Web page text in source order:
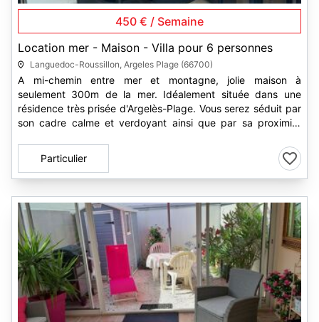
450 € / Semaine
Location mer - Maison - Villa pour 6 personnes
Languedoc-Roussillon, Argeles Plage (66700)
A mi-chemin entre mer et montagne, jolie maison à
seulement 300m de la mer. Idéalement située dans une
résidence très prisée d'Argelès-Plage. Vous serez séduit par
son cadre calme et verdoyant ainsi que par sa proximité
Particulier